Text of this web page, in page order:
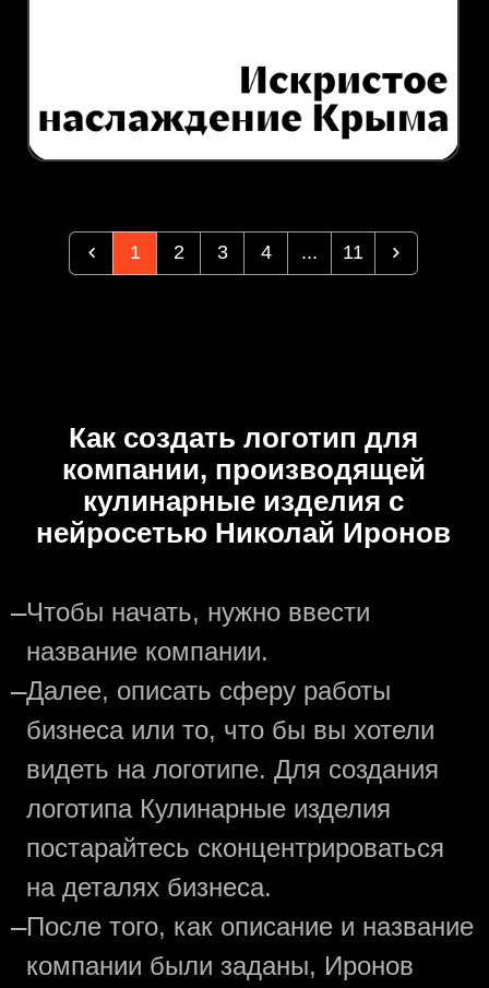
1 2 3 4 ... 11
Как создать логотип для
компании, производящей
кулинарные изделия с
нейросетью Николай Иронов
—Чтобы начать, нужно ввести
название компании.
—Далее, описать сферу работы
бизнеса или то, что бы вы хотели
видеть на логотипе. Для создания
логотипа Кулинарные изделия
постарайтесь сконцентрироваться
на деталях бизнеса.
—После того, как описание и название
компании были заданы, Иронов